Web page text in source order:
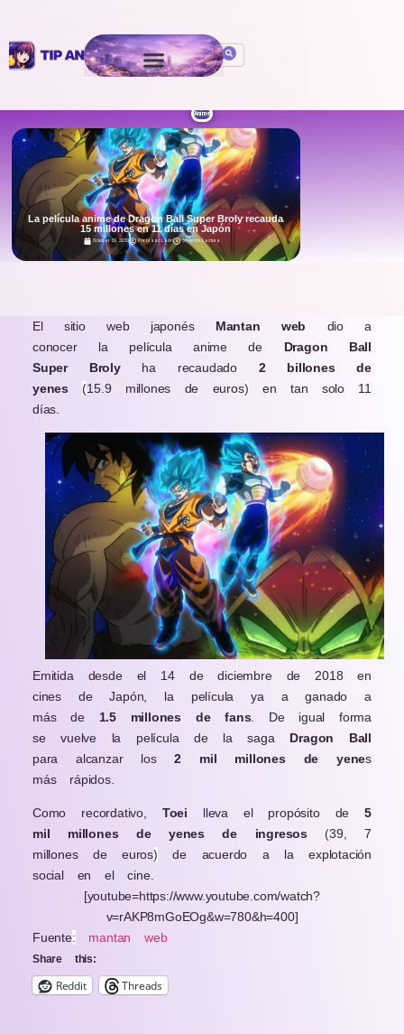
Anime
La película anime de Dragon Ball Super Broly recauda
15 millones en 11 días en Japón
October 29, 2020 PorIsaac León 5 min de Lectura .
El sitio web japonés Mantan web dio a
conocer la película anime de Dragon Ball
Super Brolyha recaudado 2 billones de
yenes
(15.9 millones de euros) en tan solo 11
días.
Emitida desde el 14 de diciembre de 2018 en
cines de Japón, la película ya a ganado a
más de 1.5 millones de fans. De igual forma
se vuelve la película de la saga Dragon Ball
para alcanzar los2 mil millones de yenes
más rápidos.
Como recordativo, Toei lleva el propósito de5
mil millones de yenes de ingresos
(39, 7
millones de euros) de acuerdo a la explotación
social en el cine.
[youtube=https://www.youtube.com/watch?
v=rAKP8mGoEOg&w=780&h=400]
Fuente: mantan web
Share this:
Reddit Threads